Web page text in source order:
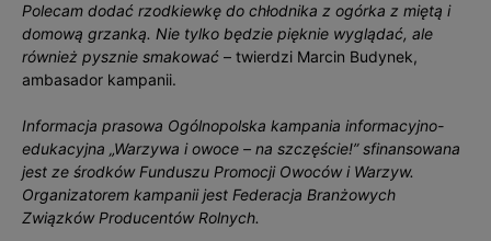
Polecam dodać rzodkiewkę do chłodnika z ogórka z miętą i
domową grzanką. Nie tylko będzie pięknie wyglądać, ale
również pysznie smakować – twierdzi Marcin Budynek,
ambasador kampanii.
Informacja prasowa Ogólnopolska kampania informacyjno-
edukacyjna „Warzywa i owoce – na szczęście!” sfinansowana
jest ze środków Funduszu Promocji Owoców i Warzyw.
Organizatorem kampanii jest Federacja Branżowych
Związków Producentów Rolnych.